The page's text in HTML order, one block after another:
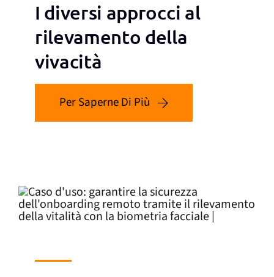
I diversi approcci al
rilevamento della
vivacità
Per Saperne Di Più